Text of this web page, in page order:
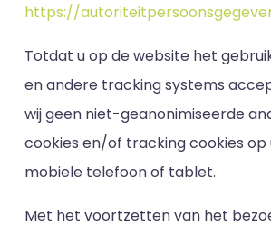
https://
Totdat u op de website het
en andere tracking systems
wij geen niet-geanonimiseerde
cookies en/of tracking cookies
mobiele telefoon of tablet.
Met het voortzetten van het